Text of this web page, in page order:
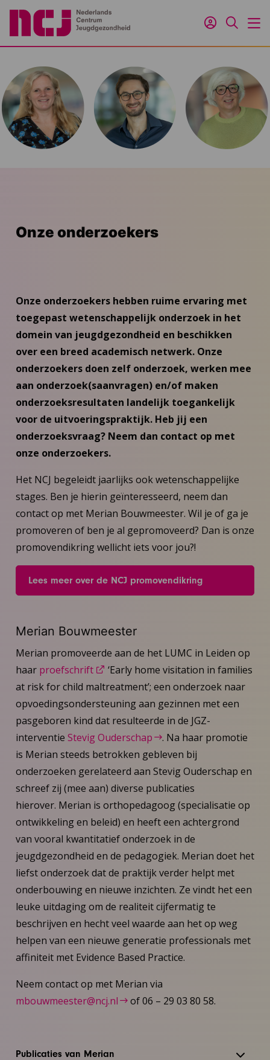
Inloggen
Zoeken
Onze onderzoekers
Onze onderzoekers hebben ruime ervaring met
toegepast wetenschappelijk onderzoek in het
domein van jeugdgezondheid en beschikken
over een breed academisch netwerk. Onze
onderzoekers doen zelf onderzoek, werken mee
aan onderzoek(saanvragen) en/of maken
onderzoeksresultaten landelijk toegankelijk
voor de uitvoeringspraktijk. Heb jij een
onderzoeksvraag? Neem dan contact op met
onze onderzoekers.
Het NCJ begeleidt jaarlijks ook wetenschappelijke
stages. Ben je hierin geïnteresseerd, neem dan
contact op met Merian Bouwmeester. Wil je of ga je
promoveren of ben je al gepromoveerd? Dan is onze
promovendikring wellicht iets voor jou?!
Lees meer over de NCJ promovendikring
Merian Bouwmeester
Merian promoveerde aan de het LUMC in Leiden op
haar proefschrift
‘Early home visitation in families
at risk for child maltreatment’; een onderzoek naar
opvoedingsondersteuning aan gezinnen met een
pasgeboren kind dat resulteerde in de JGZ-
interventie Stevig Ouderschap
. Na haar promotie
is Merian steeds betrokken gebleven bij
onderzoeken gerelateerd aan Stevig Ouderschap en
schreef zij (mee aan) diverse publicaties
hierover. Merian is orthopedagoog (specialisatie op
ontwikkeling en beleid) en heeft een achtergrond
van vooral kwantitatief onderzoek in de
jeugdgezondheid en de pedagogiek. Merian doet het
liefst onderzoek dat de praktijk verder helpt met
onderbouwing en nieuwe inzichten. Ze vindt het een
leuke uitdaging om de realiteit cijfermatig te
beschrijven en hecht veel waarde aan het op weg
helpen van een nieuwe generatie professionals met
affiniteit met Evidence Based Practice.
Neem contact op met Merian via
mbouwmeester@ncj.nl
of 06 – 29 03 80 58.
Publicaties van Merian